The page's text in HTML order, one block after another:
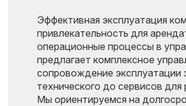
Эффективная эксплуатация
привлекательность для
операционные процессы в
предлагает комплексное
сопровождение
технического до сервисов для
Мы ориентируемся на